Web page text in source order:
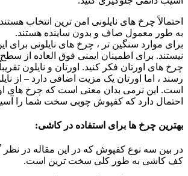
احتمالاً چرخ های نایلونی امن ترین انتخاب
به طور معمول صاف و بدون ساینده هستند.
برای موارد سنگین تر ، چرخ های نایلونی برای
نیستند. برای اطمینان ایمنی فوق العاده از
چرخ های اورتان فکر کنید. اورتان و نایلون
رسند ، اما اورتان یک مزیت اضافی دارد – از
است. این نرمی بدان معنی است که چرخ های
احتمال دارد که کفپوش چوبی سخت شما را
بهترین چرخ ها برای استفاده در کاشی:
در بین سه نوع کفپوش که در این مقاله در
کف کاشی به طور کلی سخت ترین است.